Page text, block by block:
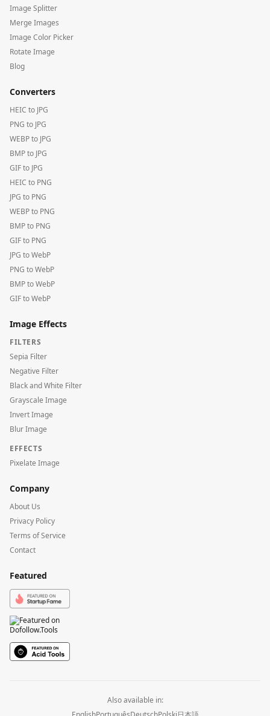
Image Splitter
Merge Images
Image Color Picker
Rotate Image
Blog
Converters
HEIC to JPG
PNG to JPG
WEBP to JPG
BMP to JPG
GIF to JPG
HEIC to PNG
JPG to PNG
WEBP to PNG
BMP to PNG
GIF to PNG
JPG to WebP
PNG to WebP
BMP to WebP
GIF to WebP
Image Effects
FILTERS
Sepia Filter
Negative Filter
Black and White Filter
Grayscale Image
Invert Image
Blur Image
EFFECTS
Pixelate Image
Company
About Us
Privacy Policy
Terms of Service
Contact
Featured
Also available in: